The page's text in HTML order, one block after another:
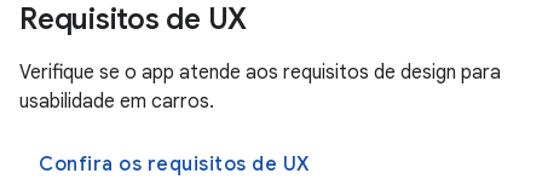
Requisitos de UX
Verifique se o app atende aos requisitos de design para
usabilidade em carros.
Confira os requisitos de UX